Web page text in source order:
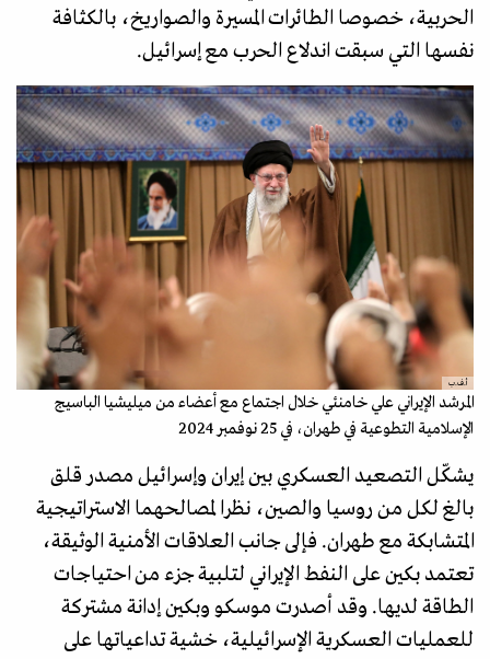
الحربية، خصوصا الطائرات المسيرة والصواريخ، بالكثافة
نفسها التي سبقت اندلاع الحرب مع إسرائيل.
أ.ف.ب
المرشد الإيراني علي خامنئي خلال اجتماع مع أعضاء من ميليشيا الباسيج
الإسلامية التطوعية في طهران، في 25 نوفمبر 2024
يشكّل التصعيد العسكري بين إيران وإسرائيل مصدر قلق
بالغ لكل من روسيا والصين، نظرا لمصالحهما الاستراتيجية
المتشابكة مع طهران. فإلى جانب العلاقات الأمنية الوثيقة،
تعتمد بكين على النفط الإيراني لتلبية جزء من احتياجات
الطاقة لديها. وقد أصدرت موسكو وبكين إدانة مشتركة
للعمليات العسكرية الإسرائيلية، خشية تداعياتها على